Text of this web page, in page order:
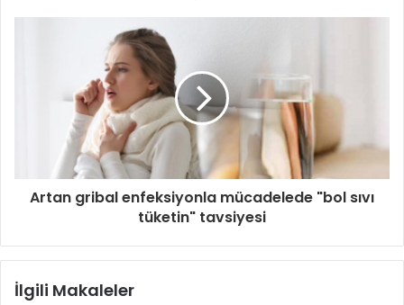
Artan gribal enfeksiyonla mücadelede "bol sıvı
tüketin" tavsiyesi
İlgili Makaleler